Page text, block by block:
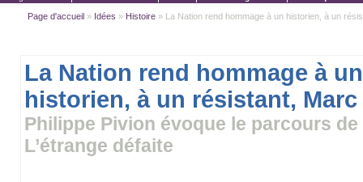
Page d'accueil » Idées » Histoire » La Nation rend hommage à un historien, à un
La Nation rend hommage à un
historien, à un résistant,
Philippe Pivion évoque le parcours
L’étrange défaite